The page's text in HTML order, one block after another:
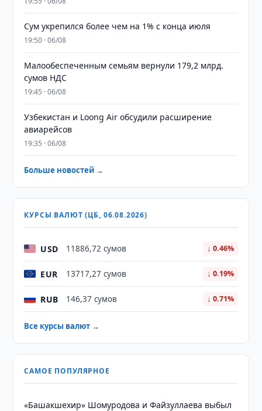
Сум укрепился более чем на 1% с конца июля
19:50 · 06/08
Малообеспеченным семьям вернули 179,2 млрд.
сумов НДС
19:45 · 06/08
Узбекистан и Loong Air обсудили расширение
авиарейсов
19:35 · 06/08
Больше новостей →
КУРСЫ ВАЛЮТ (ЦБ, 06.08.2026)
USD 11886,72 сумов ↓ 0.46%
EUR 13717,27 сумов ↓ 0.19%
RUB 146,37 сумов ↓ 0.71%
Все курсы валют →
САМОЕ ПОПУЛЯРНОЕ
«Башакшехир» Шомуродова и Файзуллаева выбыл